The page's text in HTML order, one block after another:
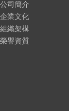
公司簡介
企業文化
組織架構
榮譽資質